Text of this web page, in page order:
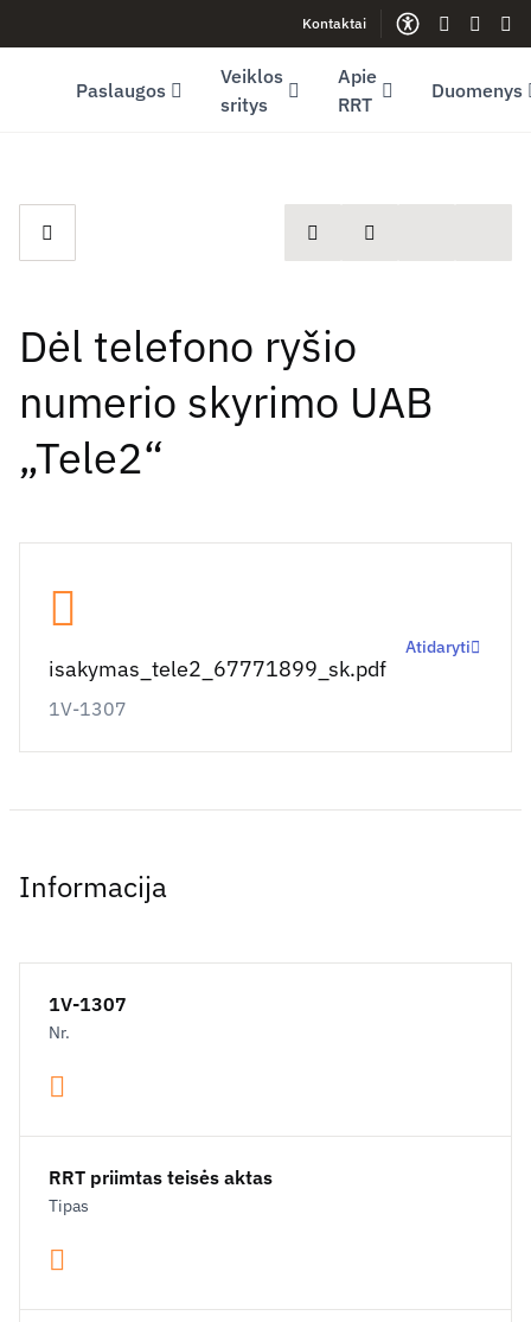
Youtube (opens in new window)Kontaktai
Gestų
Paslaugos
Veiklos
sritys
Apie
RRT
Duomenys
spausdintiDalintis
Dėl telefono ryšio
numerio skyrimo UAB
„Tele2“
isakymas_tele2_67771899_sk.pdf
1V-1307
Atidaryti
Informacija
1V-1307
Nr.
RRT priimtas teisės aktas
Tipas